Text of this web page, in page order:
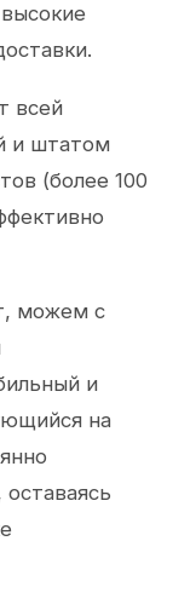
всей
и штатом
(более 100
можем с
и
на